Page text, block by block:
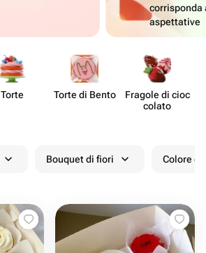
corrisponda
aspettative
Torte Torte di Bento
Fragole di cioc​
colato
Bouquet di fiori Colore